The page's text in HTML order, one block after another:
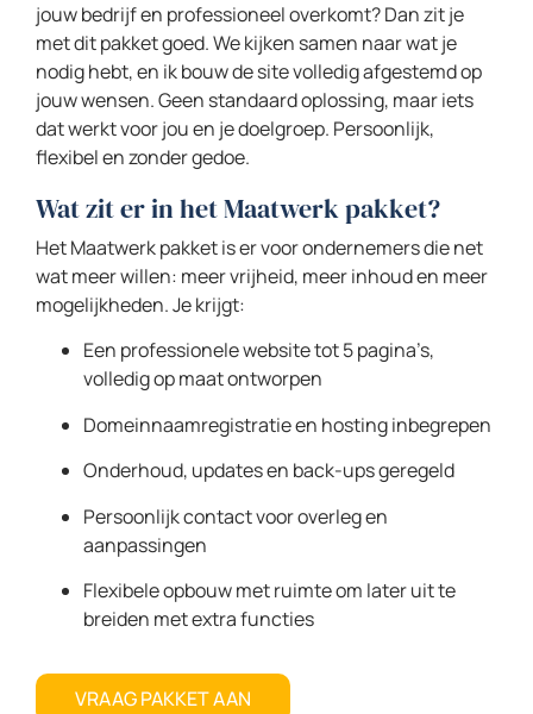
jouw bedrijf en professioneel overkomt? Dan zit je
met dit pakket goed. We kijken samen naar wat je
nodig hebt, en ik bouw de site volledig afgestemd op
jouw wensen. Geen standaard oplossing, maar iets
dat werkt voor jou en je doelgroep. Persoonlijk,
flexibel en zonder gedoe.
Wat zit er in het Maatwerk pakket?
Het Maatwerk pakket is er voor ondernemers die net
wat meer willen: meer vrijheid, meer inhoud en meer
mogelijkheden. Je krijgt:
Een professionele website tot 5 pagina’s,
volledig op maat ontworpen
Domeinnaamregistratie en hosting inbegrepen
Onderhoud, updates en back-ups geregeld
Persoonlijk contact voor overleg en
aanpassingen
Flexibele opbouw met ruimte om later uit te
breiden met extra functies
VRAAG PAKKET AAN